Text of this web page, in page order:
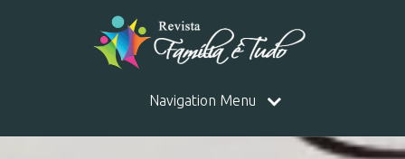
Navigation Menu